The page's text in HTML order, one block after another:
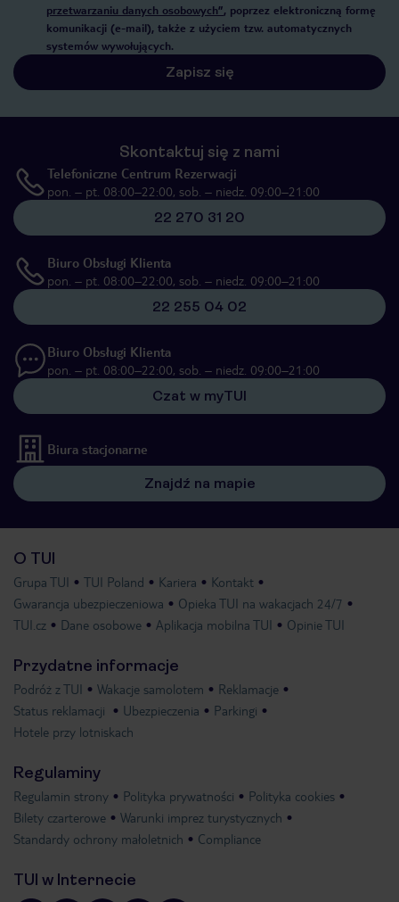
przetwarzaniu danych osobowych”, poprzez elektroniczną formę
komunikacji (e-mail), także z użyciem tzw. automatycznych
systemów wywołujących.
Zapisz się
Skontaktuj się z nami
Telefoniczne Centrum Rezerwacji
pon. – pt. 08:00–22:00, sob. – niedz. 09:00–21:00
22 270 31 20
Biuro Obsługi Klienta
pon. – pt. 08:00–22:00, sob. – niedz. 09:00–21:00
22 255 04 02
Biuro Obsługi Klienta
pon. – pt. 08:00–22:00, sob. – niedz. 09:00–21:00
Czat w myTUI
Biura stacjonarne
Znajdź na mapie
O TUI
Grupa TUI TUI Poland Kariera
Kontakt
Gwarancja ubezpieczeniowa
Opieka TUI na wakacjach 24/7
TUI.cz
Dane osobowe Aplikacja mobilna TUI Opinie TUI
Przydatne informacje
Podróż z TUI Wakacje samolotem
Reklamacje
Status reklamacji
Ubezpieczenia
Parkingi
Hotele przy lotniskach
Regulaminy
Regulamin strony Polityka prywatności
Polityka cookies
Bilety czarterowe
Warunki imprez turystycznych
Standardy ochrony małoletnich
Compliance
TUI w Internecie